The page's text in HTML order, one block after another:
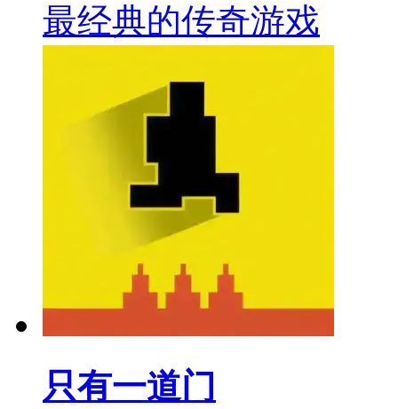
最经典的传奇游戏
只有一道门